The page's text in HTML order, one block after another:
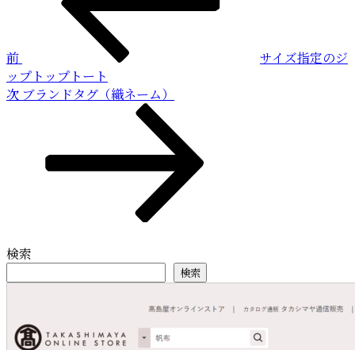
ゲ
ー
前
サイズ指定のジ
ップトップトート
次
次 ブランドタグ（織ネーム）
検索
検索